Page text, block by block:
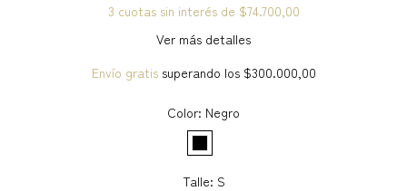
3 cuotas sin interés de $74.700,00
Ver más detalles
Envío gratis superando los $300.000,00
Color: Negro
Talle: S